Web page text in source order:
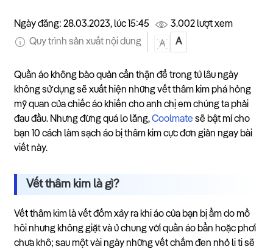
Ngày đăng: 28.03.2023, lúc 15:45
3.002 lượt xem
Quy trình sản xuất nội dung
A A
Quần áo không bảo quản cẩn thận để trong tủ lâu ngày
không sử dụng sẽ xuất hiện những vết thâm kim phá hỏng
mỹ quan của chiếc áo khiến cho anh chị em chúng ta phải
đau đầu. Nhưng đừng quá lo lắng,Coolmate sẽ bật mí cho
bạn 10 cách làm sạch áo bị thâm kim cực đơn giản ngay bài
viết này.
Vết thâm kim là gì?
Vết thâm kim là vết đốm xảy ra khi áo của bạn bị ẩm do mồ
hôi nhưng không giặt và ủ chung với quần áo bẩn hoặc phơi
chưa khô; sau một vài ngày những vết chấm đen nhỏ li ti sẽ